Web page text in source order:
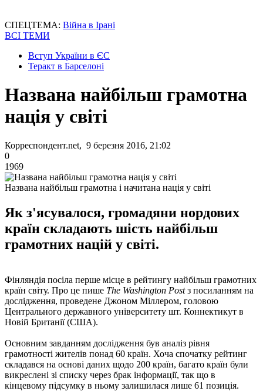
СПЕЦТЕМА: Війна в Ірані
ВСІ ТЕМИ
Вступ України в ЄС
Теракт в Барселоні
Названа найбільш грамотна
нація у світі
Корреспондент.net, 9 березня 2016, 21:02
0
1969
Названа найбільш грамотна і начитана нація у світі
Як з'ясувалося, громадяни нордових
країн складають шість найбільш
грамотних націй у світі.
Фінляндія посіла перше місце в рейтингу найбільш грамотних
країн світу. Про це пише The Washington Postз посиланням на
дослідження, проведене Джоном Міллером, головою
Центрального державного університету шт. Коннектикут в
Новій Британії (США).
Основним завданням дослідження був аналіз рівня
грамотності жителів понад 60 країн. Хоча спочатку рейтинг
складався на основі даних щодо 200 країн, багато країн були
викреслені зі списку через брак інформації, так що в
кінцевому підсумку в ньому залишилася лише 61 позиція.